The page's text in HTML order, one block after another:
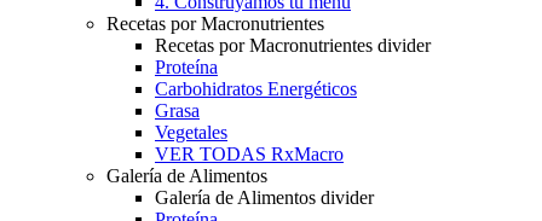
Recetas por Macronutrientes
Recetas por Macronutrientes divider
Proteína
Carbohidratos Energéticos
Grasa
Vegetales
VER TODAS RxMacro
Galería de Alimentos
Galería de Alimentos divider